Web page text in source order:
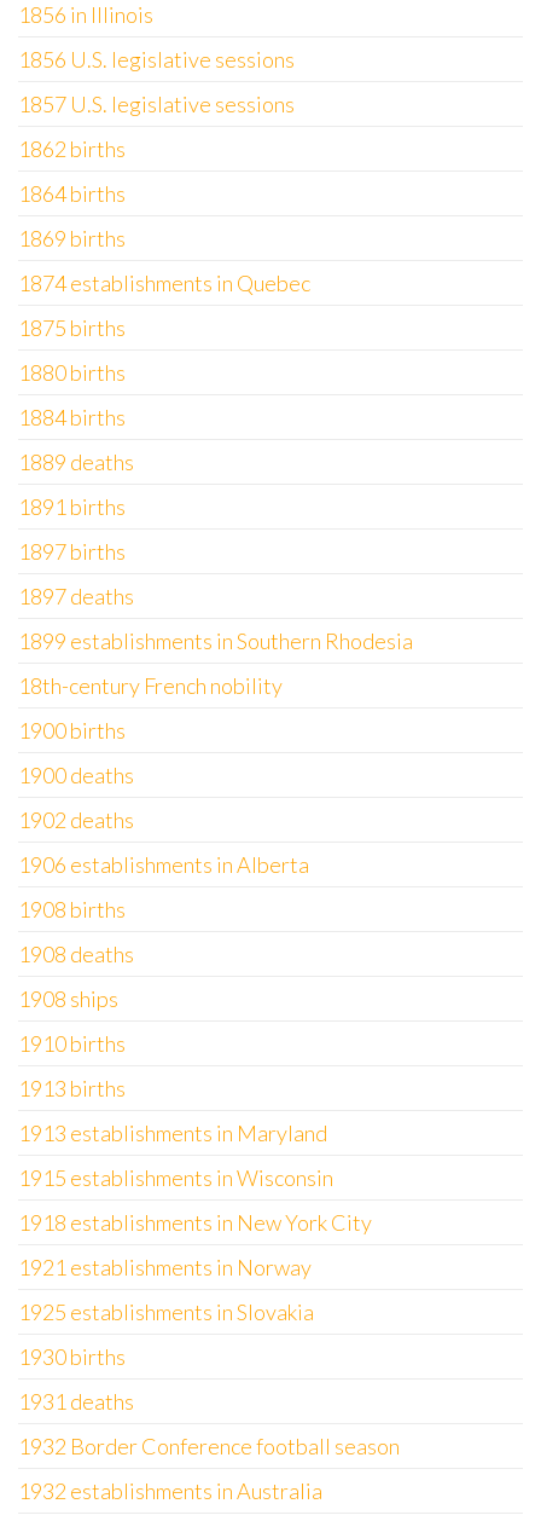
1856 in Illinois
1856 U.S. legislative sessions
1857 U.S. legislative sessions
1862 births
1864 births
1869 births
1874 establishments in Quebec
1875 births
1880 births
1884 births
1889 deaths
1891 births
1897 births
1897 deaths
1899 establishments in Southern Rhodesia
18th-century French nobility
1900 births
1900 deaths
1902 deaths
1906 establishments in Alberta
1908 births
1908 deaths
1908 ships
1910 births
1913 births
1913 establishments in Maryland
1915 establishments in Wisconsin
1918 establishments in New York City
1921 establishments in Norway
1925 establishments in Slovakia
1930 births
1931 deaths
1932 Border Conference football season
1932 establishments in Australia